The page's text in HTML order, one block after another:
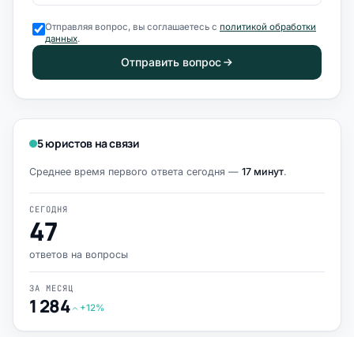
Отправляя вопрос, вы соглашаетесь с политикой обработки
данных.
Отправить вопрос
5 юристов на связи
Среднее время первого ответа сегодня — 17 минут.
СЕГОДНЯ
47
ответов на вопросы
ЗА МЕСЯЦ
1 284 +12%